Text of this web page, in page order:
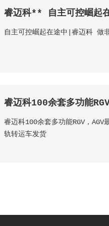
睿迈科** 自主可控崛起
自主可控崛起在途中|睿迈科 做
睿迈科100余套多功能
睿迈科100余套多功能RGV，AGV
轨转运车发货